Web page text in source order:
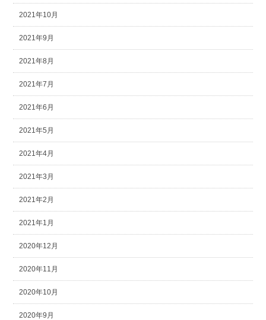
2021年10月
2021年9月
2021年8月
2021年7月
2021年6月
2021年5月
2021年4月
2021年3月
2021年2月
2021年1月
2020年12月
2020年11月
2020年10月
2020年9月